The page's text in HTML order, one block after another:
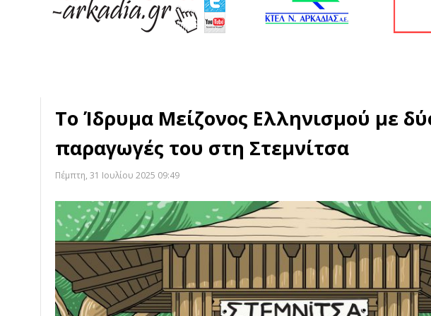
Το Ίδρυμα Μείζονος Ελληνισμού με
παραγωγές του στη Στεμνίτσα
Πέμπτη, 31 Ιουλίου 2025 09:49